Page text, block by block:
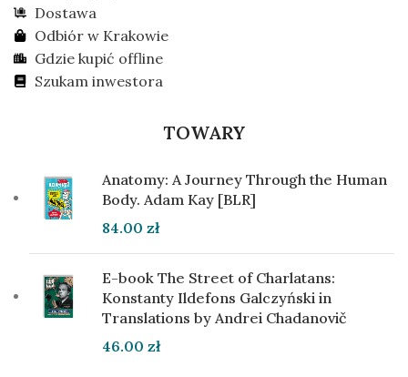
Dostawa
Odbiór w Krakowie
Gdzie kupić offline
Szukam inwestora
TOWARY
Anatomy: A Journey Through the Human
Body. Adam Kay [BLR]
84.00 zł
E-book The Street of Charlatans:
Konstanty Ildefons Galczyński in
Translations by Andrei Chadanovič
46.00 zł